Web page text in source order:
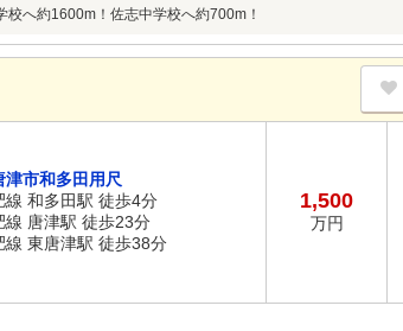
校へ約1600m！佐志中学校へ約700m！
津市和多田用尺
線 和多田駅 徒歩4分
線 唐津駅 徒歩23分
線 東唐津駅 徒歩38分
1,500
万円